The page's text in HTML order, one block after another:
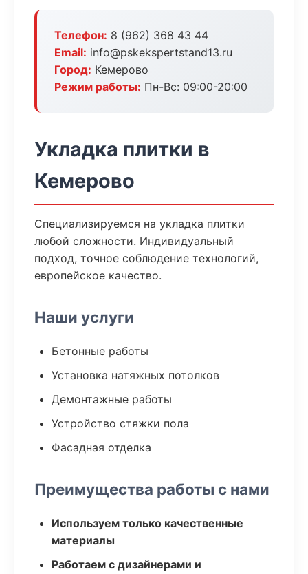
Телефон: 8 (962) 368 43 44
Email: info@pskekspertstand13.ru
Город: Кемерово
Режим работы: Пн-Вс: 09:00-20:00
Укладка плитки в
Кемерово
Специализируемся на укладка плитки
любой сложности. Индивидуальный
подход, точное соблюдение технологий,
европейское качество.
Наши услуги
Бетонные работы
Установка натяжных потолков
Демонтажные работы
Устройство стяжки пола
Фасадная отделка
Преимущества работы с нами
Используем только качественные
материалы
Работаем с дизайнерами и